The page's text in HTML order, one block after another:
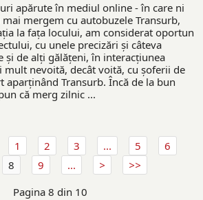
apărute în mediul online - în care ni
mergem cu autobuzele Transurb,
la fața locului, am considerat oportun
cu unele precizări și câteva
și de alți gălățeni, în interacțiunea
mult nevoită, decât voită, cu șoferii de
aparținând Transurb. Încă de la bun
că merg zilnic ...
1 2 3 ... 5
6
8 9
...
Pagina 8 din 10